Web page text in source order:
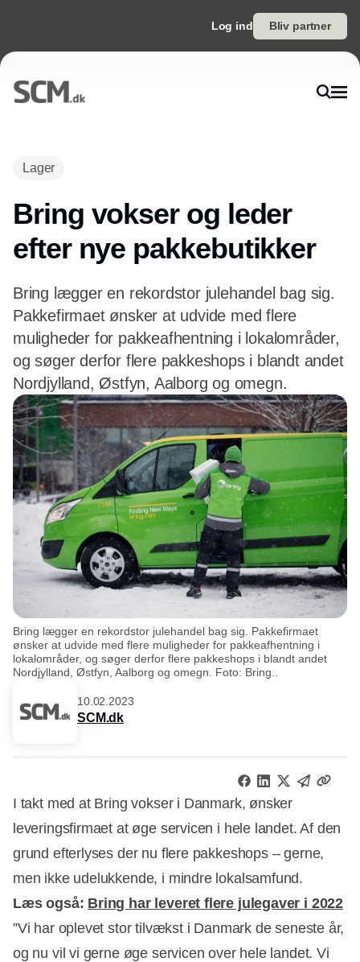
Log ind Bliv partner
Lager
Bring vokser og leder
efter nye pakkebutikker
Bring lægger en rekordstor julehandel bag sig.
Pakkefirmaet ønsker at udvide med flere
muligheder for pakkeafhentning i lokalområder,
og søger derfor flere pakkeshops i blandt andet
Nordjylland, Østfyn, Aalborg og omegn.
Bring lægger en rekordstor julehandel bag sig. Pakkefirmaet
ønsker at udvide med flere muligheder for pakkeafhentning i
lokalområder, og søger derfor flere pakkeshops i blandt andet
Nordjylland, Østfyn, Aalborg og omegn. Foto: Bring..
10.02.2023
SCM.dk
I takt med at Bring vokser i Danmark, ønsker
leveringsfirmaet at øge servicen i hele landet. Af den
grund efterlyses der nu flere pakkeshops – gerne,
men ikke udelukkende, i mindre lokalsamfund.
Læs også: Bring har leveret flere julegaver i 2022
”Vi har oplevet stor tilvækst i Danmark de seneste år,
og nu vil vi gerne øge servicen over hele landet. Vi